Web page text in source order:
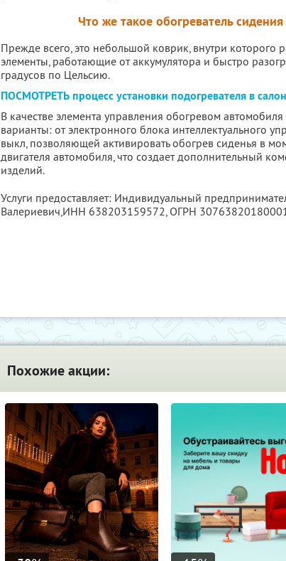
Что же такое обогреватель
Прежде всего, это небольшой коврик, внутри которого
элементы, работающие от аккумулятора и быстро
градусов по Цельсию.
ПОСМОТРЕТЬ процесс установки подогревателя в салон
В качестве элемента управления обогревом
варианты: от электронного блока интеллектуального
выкл, позволяющей активировать обогрев сиденья в
двигателя автомобиля, что создает дополнительный
изделий.
Услуги предоставляет: Индивидуальный
Валериевич,ИНН 638203159572, ОГРН
Похожие акции: